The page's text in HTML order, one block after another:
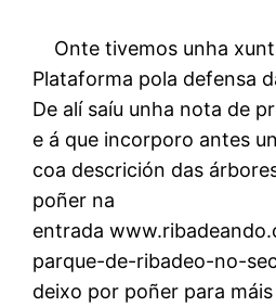
Onte tivemos unha
Plataforma pola defensa
De alí saíu unha nota de
e á que incorporo antes
coa descrición das
poñer na
entrada
parque-de-ribadeo-no-
deixo por poñer para